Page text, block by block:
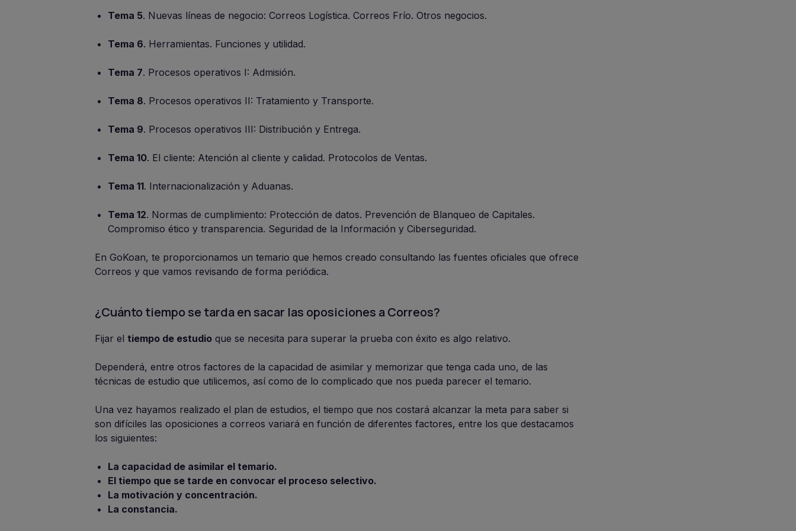
Tema 5. Nuevas líneas de negocio: Correos Logística. Correos Frío. Otros negocios.
Tema 6. Herramientas. Funciones y utilidad.
Tema 7. Procesos operativos I: Admisión.
Tema 8. Procesos operativos II: Tratamiento y Transporte.
Tema 9. Procesos operativos III: Distribución y Entrega.
Tema 10. El cliente: Atención al cliente y calidad. Protocolos de Ventas.
Tema 11. Internacionalización y Aduanas.
Tema 12. Normas de cumplimiento: Protección de datos. Prevención de Blanqueo de Capitales.
Compromiso ético y transparencia. Seguridad de la Información y Ciberseguridad.
En GoKoan, te proporcionamos un temario que hemos creado consultando las fuentes oficiales que ofrece
Correos y que vamos revisando de forma periódica.
¿Cuánto tiempo se tarda en sacar las oposiciones a Correos?
Fijar el tiempo de estudio que se necesita para superar la prueba con éxito es algo relativo.
Dependerá, entre otros factores de la capacidad de asimilar y memorizar que tenga cada uno, de las
técnicas de estudio que utilicemos, así como de lo complicado que nos pueda parecer el temario.
Una vez hayamos realizado el plan de estudios, el tiempo que nos costará alcanzar la meta para saber si
son difíciles las oposiciones a correos variará en función de diferentes factores, entre los que destacamos
los siguientes:
La capacidad de asimilar el temario.
El tiempo que se tarde en convocar el proceso selectivo.
La motivación y concentración.
La constancia.